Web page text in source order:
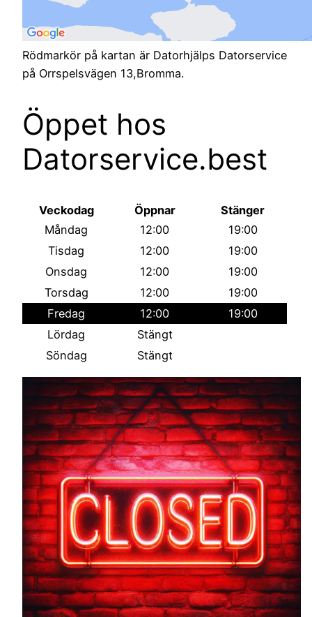
Rödmarkör på kartan är Datorhjälps Datorservice
på Orrspelsvägen 13,Bromma.
Öppet hos
Datorservice.best
Veckodag Öppnar
Stänger
Måndag
12:00
19:00
Tisdag
12:00
19:00
Onsdag
12:00
19:00
Torsdag
12:00
19:00
Fredag
12:00
19:00
Lördag
Stängt
Söndag
Stängt